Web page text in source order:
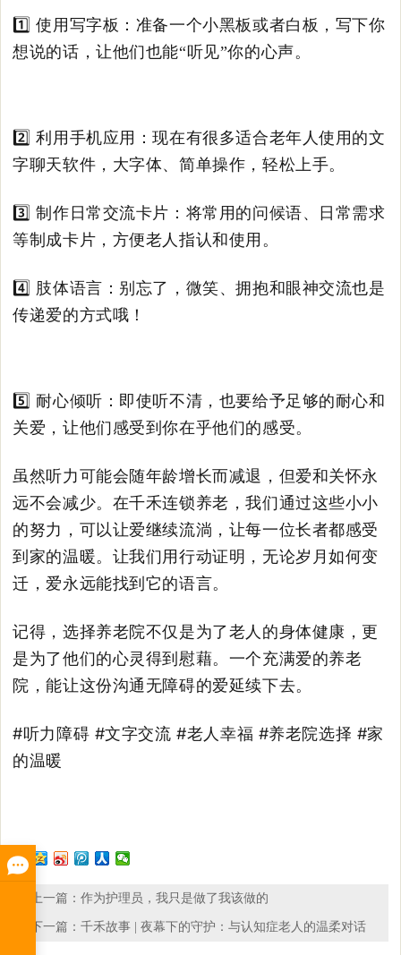
1️⃣ 使用写字板：准备一个小黑板或者白板，写下你
想说的话，让他们也能“听见”你的心声。
2️⃣ 利用手机应用：现在有很多适合老年人使用的文
字聊天软件，大字体、简单操作，轻松上手。
3️⃣ 制作日常交流卡片：将常用的问候语、日常需求
等制成卡片，方便老人指认和使用。
4️⃣ 肢体语言：别忘了，微笑、拥抱和眼神交流也是
传递爱的方式哦！
5️⃣ 耐心倾听：即使听不清，也要给予足够的耐心和
关爱，让他们感受到你在乎他们的感受。
虽然听力可能会随年龄增长而减退，但爱和关怀永
远不会减少。在千禾连锁养老，我们通过这些小小
的努力，可以让爱继续流淌，让每一位长者都感受
到家的温暖。让我们用行动证明，无论岁月如何变
迁，爱永远能找到它的语言。
记得，选择养老院不仅是为了老人的身体健康，更
是为了他们的心灵得到慰藉。一个充满爱的养老
院，能让这份沟通无障碍的爱延续下去。
#听力障碍 #文字交流 #老人幸福 #养老院选择 #家
的温暖
上一篇：作为护理员，我只是做了我该做的
下一篇：千禾故事 | 夜幕下的守护：与认知症老人的温柔对话